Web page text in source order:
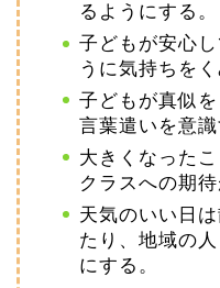
るようにする。
子どもが安心
うに気持ちを
子どもが真似
言葉遣いを意識
大きくなった
クラスへの期
天気のいい日
たり、地域の
にする。